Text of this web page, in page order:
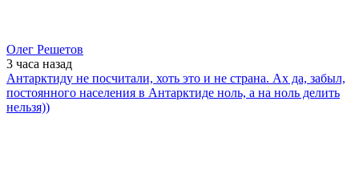
Олег Решетов
3 часа назад
Антарктиду не посчитали, хоть это и не страна. Ах да, забыл,
постоянного населения в Антарктиде ноль, а на ноль делить
нельзя))